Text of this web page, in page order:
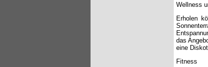
Wellness
Erholen
das
eine
Fitness